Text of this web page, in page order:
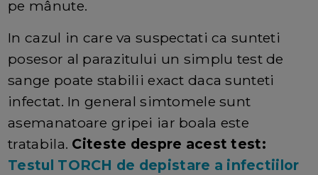
pe mânute.
In cazul in care va suspectati ca sunteti
posesor al parazitului un simplu test de
sange poate stabilii exact daca sunteti
infectat. In general simtomele sunt
asemanatoare gripei iar boala este
tratabila. Citeste despre acest test:
Testul TORCH de depistare a infectiilor